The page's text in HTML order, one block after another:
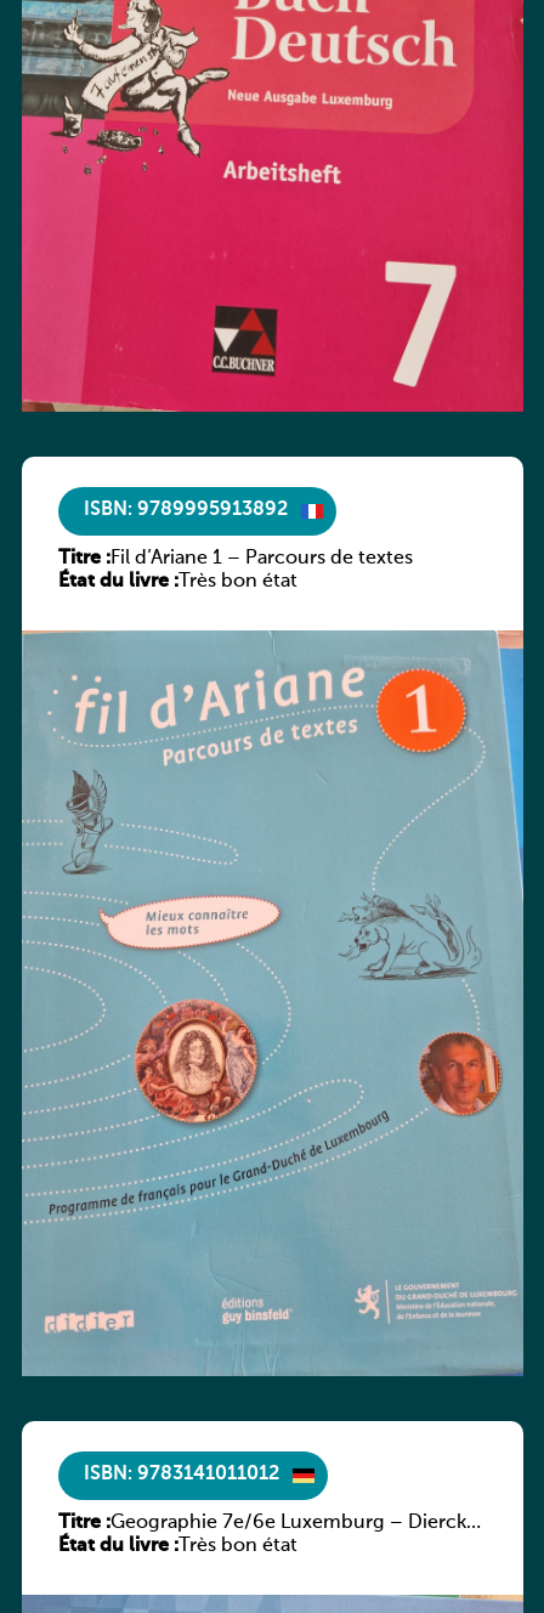
ISBN: 9789995913892
Titre :Fil d’Ariane 1 – Parcours de textes
État du livre :Très bon état
ISBN: 9783141011012
Titre :Geographie 7e/6e Luxemburg – Diercke
Praxis
État du livre :Très bon état